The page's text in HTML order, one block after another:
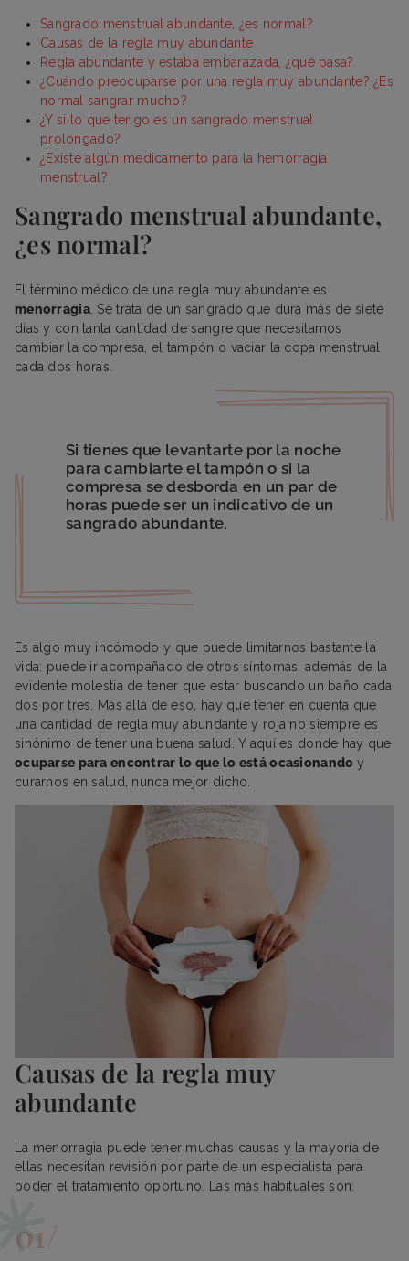
Sangrado menstrual abundante, ¿es normal?
Causas de la regla muy abundante
Regla abundante y estaba embarazada, ¿qué pasa?
¿Cuándo preocuparse por una regla muy abundante? ¿Es
normal sangrar mucho?
¿Y si lo que tengo es un sangrado menstrual
prolongado?
¿Existe algún medicamento para la hemorragia
menstrual?
Sangrado menstrual abundante,
¿es normal?
El término médico de una regla muy abundante es
menorragia. Se trata de un sangrado que dura más de siete
días y con tanta cantidad de sangre que necesitamos
cambiar la compresa, el tampón o vaciar la copa menstrual
cada dos horas.
Si tienes que levantarte por la noche
para cambiarte el tampón o si la
compresa se desborda en un par de
horas puede ser un indicativo de un
sangrado abundante.
Es algo muy incómodo y que puede limitarnos bastante la
vida: puede ir acompañado de otros síntomas, además de la
evidente molestia de tener que estar buscando un baño cada
dos por tres. Más allá de eso, hay que tener en cuenta que
una cantidad de regla muy abundante y roja no siempre es
sinónimo de tener una buena salud. Y aquí es donde hay que
ocuparse para encontrar lo que lo está ocasionando y
curarnos en salud, nunca mejor dicho.
Causas de la regla muy
abundante
La menorragia puede tener muchas causas y la mayoría de
ellas necesitan revisión por parte de un especialista para
poder el tratamiento oportuno. Las más habituales son: